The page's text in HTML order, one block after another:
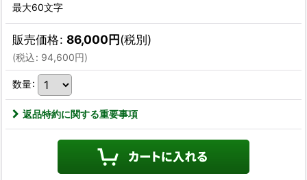
最大60文字
販売価格: 86,000円(税別)
(税込: 94,600円)
数量:
返品特約に関する重要事項